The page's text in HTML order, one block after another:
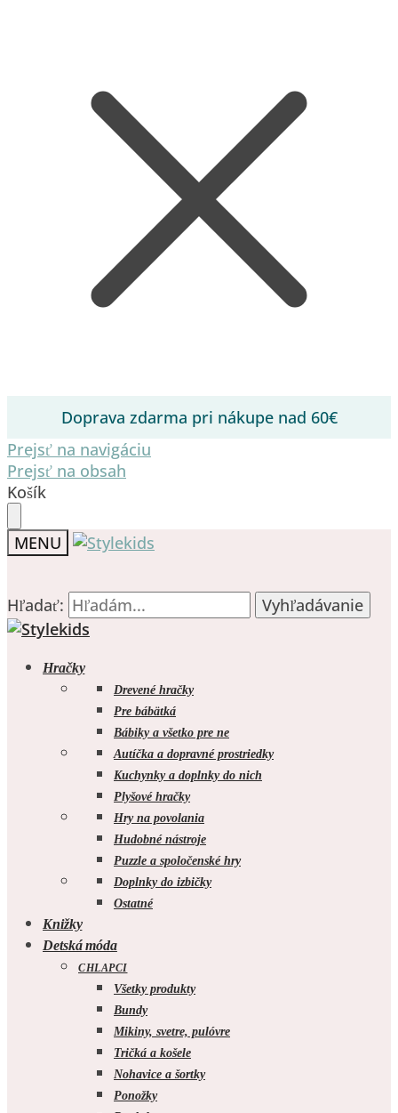
Prejsť na navigáciu
Prejsť na obsah
Košík
MENU
Hľadať: Vyhľadávanie
0.00
Hľadať: Vyhľadávanie
Hračky
Drevené hračky
Pre bábätká
Bábiky a všetko pre ne
Autíčka a dopravné prostriedky
Kuchynky a doplnky do nich
Plyšové hračky
Hry na povolania
Hudobné nástroje
Puzzle a spoločenské hry
Doplnky do izbičky
Ostatné
Knižky
Detská móda
CHLAPCI
Všetky produkty
Bundy
Mikiny, svetre, pulóvre
Tričká a košele
Nohavice a šortky
Ponožky
Doprava zdarma pri nákupe nad 60€